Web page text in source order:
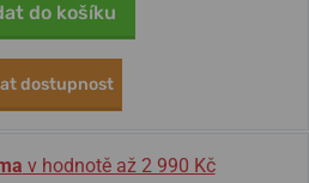
do košíku
dostupnost
v hodnotě až 2 990 Kč